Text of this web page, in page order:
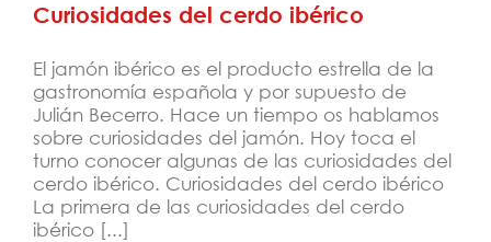
Curiosidades del cerdo ibérico
El jamón ibérico es el producto estrella de la
gastronomía española y por supuesto de
Julián Becerro. Hace un tiempo os hablamos
sobre curiosidades del jamón. Hoy toca el
turno conocer algunas de las curiosidades del
cerdo ibérico. Curiosidades del cerdo ibérico
La primera de las curiosidades del cerdo
ibérico [...]